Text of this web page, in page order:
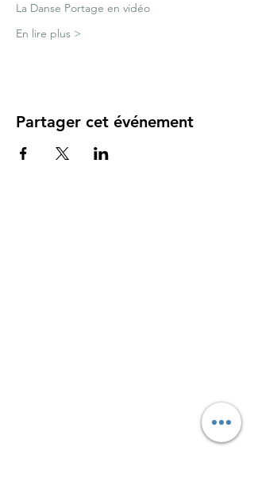
La Danse Portage en vidéo
En lire plus >
Partager cet événement